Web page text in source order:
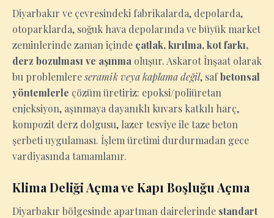
Diyarbakır ve çevresindeki fabrikalarda, depolarda,
otoparklarda, soğuk hava depolarında ve büyük market
zeminlerinde zaman içinde çatlak, kırılma, kot farkı,
derz bozulması ve aşınma oluşur. Askarot İnşaat olarak
bu problemlereseramik veya kaplama değil, safbetonsal
yöntemlerle çözüm üretiriz: epoksi/poliüretan
enjeksiyon, aşınmaya dayanıklı kuvars katkılı harç,
kompozit derz dolgusu, lazer tesviye ile taze beton
şerbeti uygulaması. İşlem üretimi durdurmadan gece
vardiyasında tamamlanır.
Klima Deliği Açma ve Kapı Boşluğu Açma
Diyarbakır bölgesinde apartman dairelerinde standart